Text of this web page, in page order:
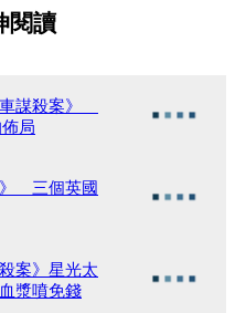
閱讀
車謀殺案》
局
》 三個英國
案》星光太
漿噴免錢